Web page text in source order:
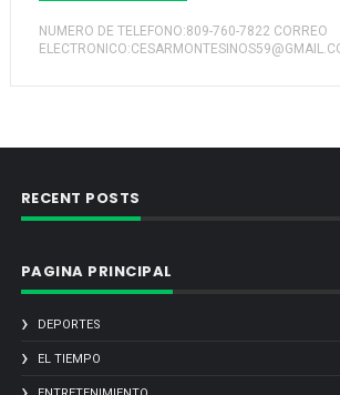
NUMERO DE TELEFONO:809-760-7822 CORREO
RECENT POSTS
PAGINA PRINCIPAL
DEPORTES
EL TIEMPO